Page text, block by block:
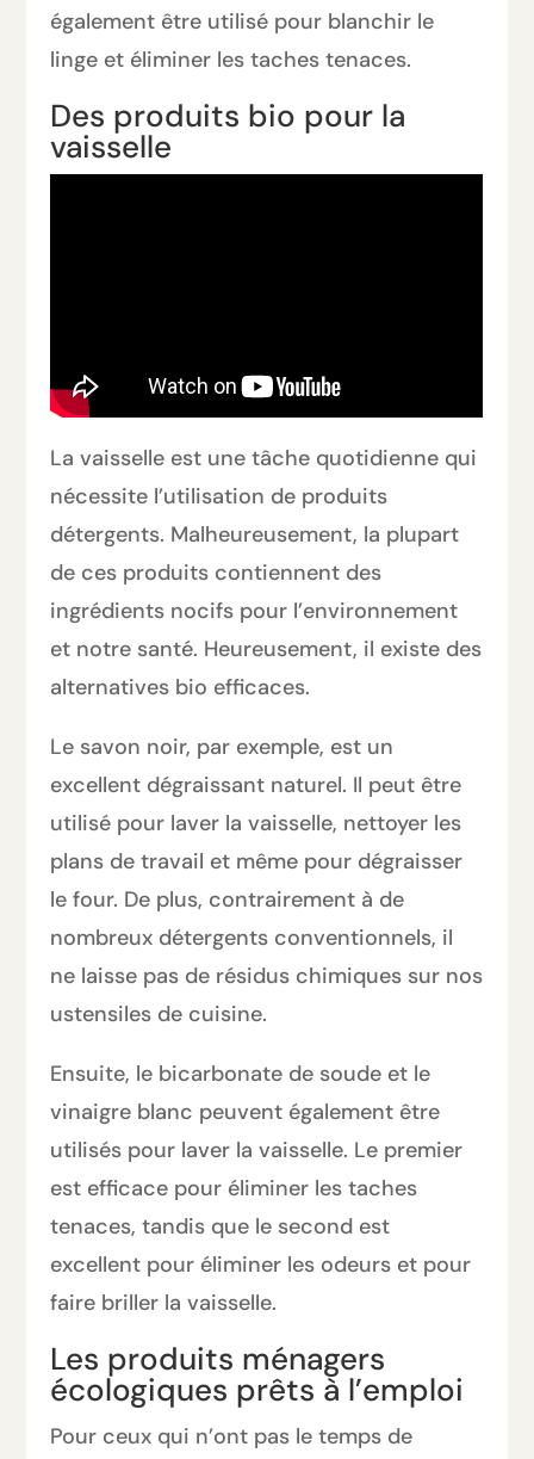
également être utilisé pour blanchir le
linge et éliminer les taches tenaces.
Des produits bio pour la
vaisselle
La vaisselle est une tâche quotidienne qui
nécessite l’utilisation de produits
détergents. Malheureusement, la plupart
de ces produits contiennent des
ingrédients nocifs pour l’environnement
et notre santé. Heureusement, il existe des
alternatives bio efficaces.
Le savon noir, par exemple, est un
excellent dégraissant naturel. Il peut être
utilisé pour laver la vaisselle, nettoyer les
plans de travail et même pour dégraisser
le four. De plus, contrairement à de
nombreux détergents conventionnels, il
ne laisse pas de résidus chimiques sur nos
ustensiles de cuisine.
Ensuite, le bicarbonate de soude et le
vinaigre blanc peuvent également être
utilisés pour laver la vaisselle. Le premier
est efficace pour éliminer les taches
tenaces, tandis que le second est
excellent pour éliminer les odeurs et pour
faire briller la vaisselle.
Les produits ménagers
écologiques prêts à l’emploi
Pour ceux qui n’ont pas le temps de